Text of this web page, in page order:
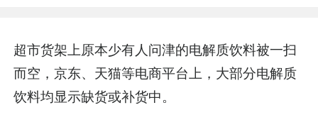
超市货架上原本少有人问津的电解质饮料被一扫
而空，京东、天猫等电商平台上，大部分电解质
饮料均显示缺货或补货中。